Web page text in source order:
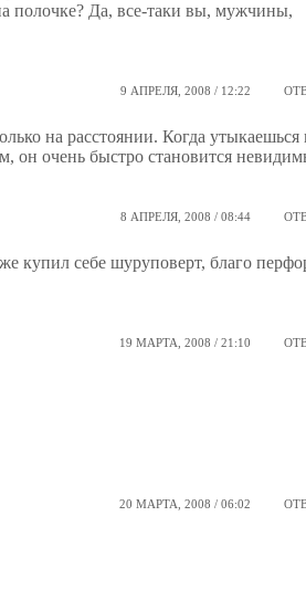
полочке? Да, все-таки вы, мужчины,
9 АПРЕЛЯ, 2008 / 12:22
на расстоянии. Когда утыкаешься
он очень быстро становится
8 АПРЕЛЯ, 2008 / 08:44
купил себе шуруповерт, благо
19 МАРТА, 2008 / 21:10
20 МАРТА, 2008 / 06:02